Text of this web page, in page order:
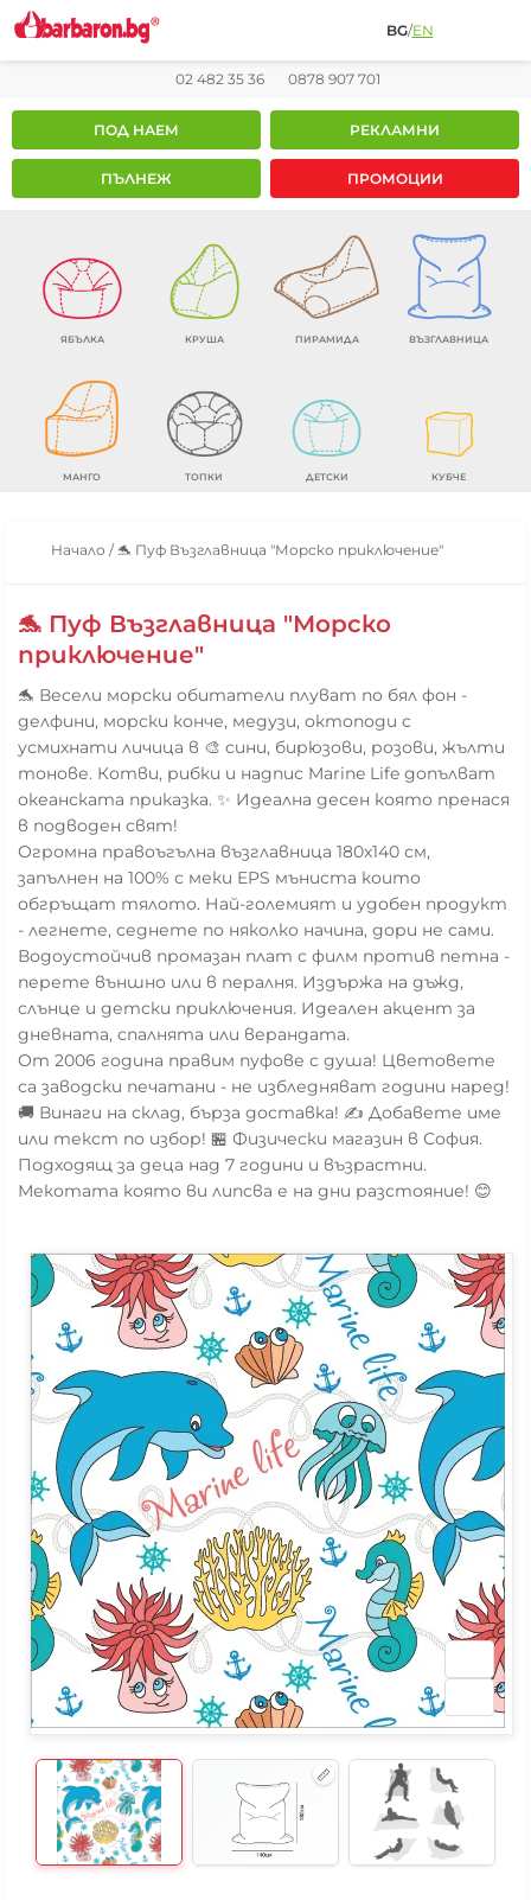
BG/EN
02 482 35 36 0878 907 701
ПОД НАЕМ РЕКЛАМНИ
ПЪЛНЕЖ ПРОМОЦИИ
ЯБЪЛКА КРУША ПИРАМИДА ВЪЗГЛАВНИЦА
МАНГО ТОПКИ ДЕТСКИ КУБЧЕ
Начало /🐬 Пуф Възглавница "Морско приключение"
🐬 Пуф Възглавница "Морско
приключение"
🐬 Весели морски обитатели плуват по бял фон -
делфини, морски конче, медузи, октоподи с
усмихнати личица в 🎨 сини, бирюзови, розови, жълти
тонове. Котви, рибки и надпис Marine Life допълват
океанската приказка. ✨ Идеална десен която пренася
в подводен свят!
Огромна правоъгълна възглавница 180x140 см,
запълнен на 100% с меки EPS мъниста които
обгръщат тялото. Най-големият и удобен продукт
- легнете, седнете по няколко начина, дори не сами.
Водоустойчив промазан плат с филм против петна -
перете външно или в пералня. Издържа на дъжд,
слънце и детски приключения. Идеален акцент за
дневната, спалнята или верандата.
От 2006 година правим пуфове с душа! Цветовете
са заводски печатани - не избледняват години наред!
🚚 Винаги на склад, бърза доставка! ✍️ Добавете име
или текст по избор! 🏪 Физически магазин в София.
Подходящ за деца над 7 години и възрастни.
Мекотата която ви липсва е на дни разстояние! 😊